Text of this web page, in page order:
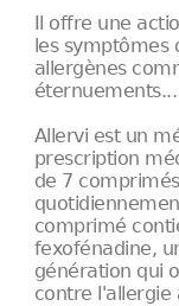
Il offre une
les symptômes
allergènes
éternuements...
Allervi est un
prescription
de 7
comprimé
fexofénadine,
génération qui
contre l'allergie